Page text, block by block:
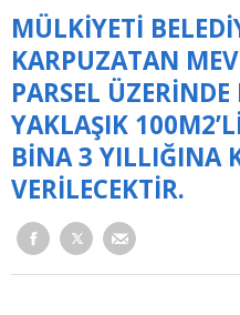
MÜLKİYETİ
KARPUZATAN
PARSEL
YAKLAŞIK
BİNA 3 YILLIĞINA
VERİLECEKTİR.